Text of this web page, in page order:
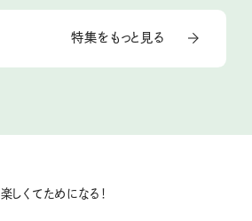
特集をもっと見る
楽しくてためになる！